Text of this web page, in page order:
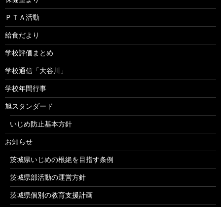
ＰＴＡ活動
給食だより
学校評価まとめ
学校通信「大谷川」
学校年間行事
旭スタンダード
いじめ防止基本方針
お知らせ
茨城県いじめの根絶を目指す条例
茨城県部活動の運営方針
茨城県個別の教育支援計画